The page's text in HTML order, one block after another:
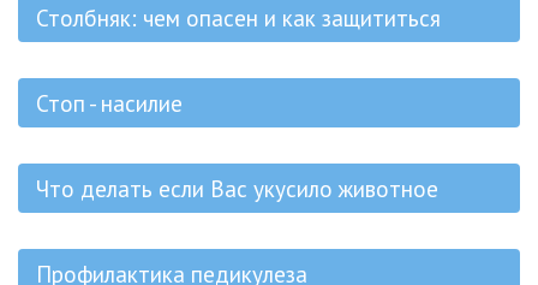
Столбняк: чем опасен и как защититься
Стоп - насилие
Что делать если Вас укусило животное
Профилактика педикулеза